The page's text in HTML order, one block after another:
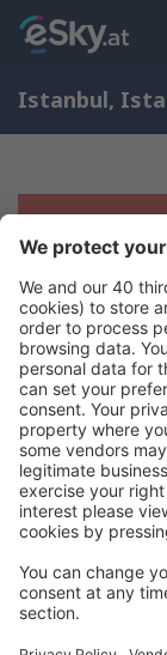
Es tut uns
Bitte starten Sie
Copyright ©